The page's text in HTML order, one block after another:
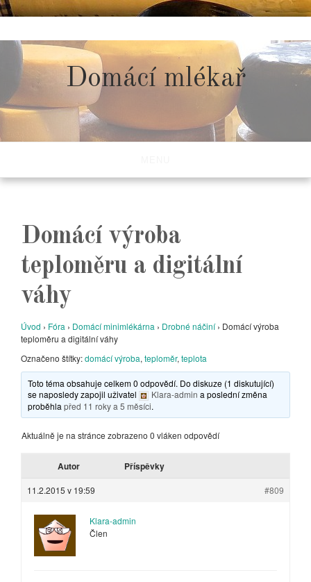
to
content
Domácí mlékař
Domácí výroba
teploměru a digitální
váhy
Úvod › Fóra › Domácí minimlékárna › Drobné náčiní › Domácí výroba
teploměru a digitální váhy
Označeno štítky:domácí výroba, teploměr, teplota
Toto téma obsahuje celkem 0 odpovědí. Do diskuze (1 diskutující)
se naposledy zapojil uživatel
Klara-admin a poslední změna
proběhlapřed 11 roky a 5 měsíci.
Aktuálně je na stránce zobrazeno 0 vláken odpovědí
Autor Příspěvky
11.2.2015 v 19:59 #809
Klara-admin
Člen